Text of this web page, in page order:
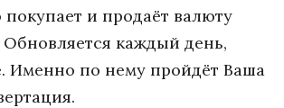
покупает и продаёт валюту
Обновляется каждый день,
Именно по нему пройдёт Ваша